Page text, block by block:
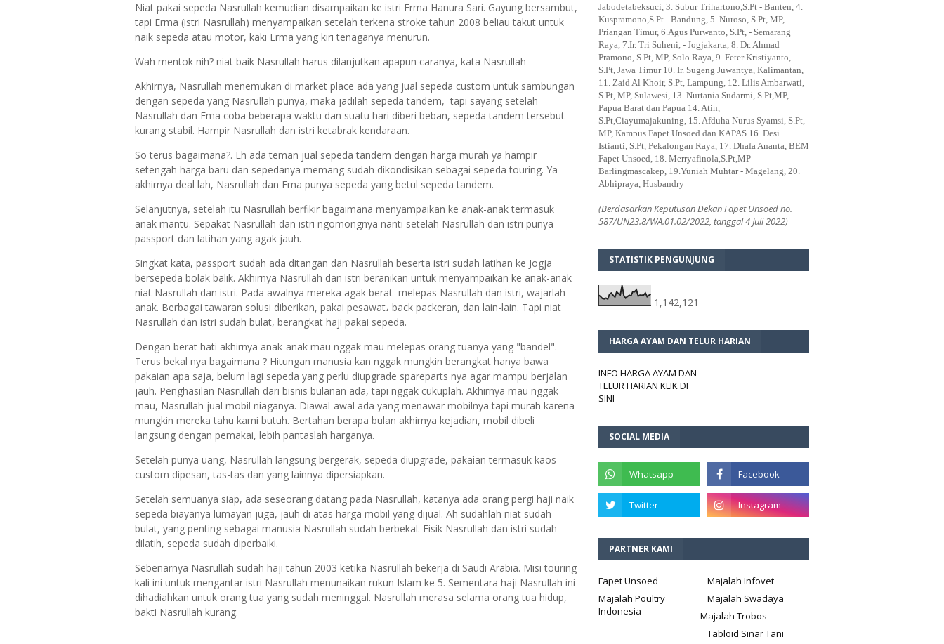
Niat pakai sepeda Nasrullah kemudian disampaikan ke istri Erma Hanura Sari. Gayung bersambut,
tapi Erma (istri Nasrullah) menyampaikan setelah terkena stroke tahun 2008 beliau takut untuk
naik sepeda atau motor, kaki Erma yang kiri tenaganya menurun.
Wah mentok nih? niat baik Nasrullah harus dilanjutkan apapun caranya, kata Nasrullah
Akhirnya, Nasrullah menemukan di market place ada yang jual sepeda custom untuk sambungan
dengan sepeda yang Nasrullah punya, maka jadilah sepeda tandem, tapi sayang setelah
Nasrullah dan Ema coba beberapa waktu dan suatu hari diberi beban, sepeda tandem tersebut
kurang stabil. Hampir Nasrullah dan istri ketabrak kendaraan.
So terus bagaimana?. Eh ada teman jual sepeda tandem dengan harga murah ya hampir
setengah harga baru dan sepedanya memang sudah dikondisikan sebagai sepeda touring. Ya
akhirnya deal lah, Nasrullah dan Ema punya sepeda yang betul sepeda tandem.
Selanjutnya, setelah itu Nasrullah berfikir bagaimana menyampaikan ke anak-anak termasuk
anak mantu. Sepakat Nasrullah dan istri ngomongnya nanti setelah Nasrullah dan istri punya
passport dan latihan yang agak jauh.
Singkat kata, passport sudah ada ditangan dan Nasrullah beserta istri sudah latihan ke Jogja
bersepeda bolak balik. Akhirnya Nasrullah dan istri beranikan untuk menyampaikan ke anak-anak
niat Nasrullah dan istri. Pada awalnya mereka agak berat melepas Nasrullah dan istri, wajarlah
anak. Berbagai tawaran solusi diberikan, pakai pesawat، back packeran, dan lain-lain. Tapi niat
Nasrullah dan istri sudah bulat, berangkat haji pakai sepeda.
Dengan berat hati akhirnya anak-anak mau nggak mau melepas orang tuanya yang "bandel".
Terus bekal nya bagaimana ? Hitungan manusia kan nggak mungkin berangkat hanya bawa
pakaian apa saja, belum lagi sepeda yang perlu diupgrade spareparts nya agar mampu berjalan
jauh. Penghasilan Nasrullah dari bisnis bulanan ada, tapi nggak cukuplah. Akhirnya mau nggak
mau, Nasrullah jual mobil niaganya. Diawal-awal ada yang menawar mobilnya tapi murah karena
mungkin mereka tahu kami butuh. Bertahan berapa bulan akhirnya kejadian, mobil dibeli
langsung dengan pemakai, lebih pantaslah harganya.
Setelah punya uang, Nasrullah langsung bergerak, sepeda diupgrade, pakaian termasuk kaos
custom dipesan, tas-tas dan yang lainnya dipersiapkan.
Setelah semuanya siap, ada seseorang datang pada Nasrullah, katanya ada orang pergi haji naik
sepeda biayanya lumayan juga, jauh di atas harga mobil yang dijual. Ah sudahlah niat sudah
bulat, yang penting sebagai manusia Nasrullah sudah berbekal. Fisik Nasrullah dan istri sudah
dilatih, sepeda sudah diperbaiki.
Sebenarnya Nasrullah sudah haji tahun 2003 ketika Nasrullah bekerja di Saudi Arabia. Misi touring
kali ini untuk mengantar istri Nasrullah menunaikan rukun Islam ke 5. Sementara haji Nasrullah ini
dihadiahkan untuk orang tua yang sudah meninggal. Nasrullah merasa selama orang tua hidup,
bakti Nasrullah kurang.
Jabodetabeksuci, 3. Subur Trihartono,S.Pt - Banten, 4.
Kuspramono,S.Pt - Bandung, 5. Nuroso, S.Pt, MP, -
Priangan Timur, 6.Agus Purwanto, S.Pt, - Semarang
Raya, 7.Ir. Tri Suheni, - Jogjakarta, 8. Dr. Ahmad
Pramono, S.Pt, MP, Solo Raya, 9. Feter Kristiyanto,
S.Pt, Jawa Timur 10. Ir. Sugeng Juwantya, Kalimantan,
11. Zaid Al Khoir, S.Pt, Lampung, 12. Lilis Ambarwati,
S.Pt, MP, Sulawesi, 13. Nurtania Sudarmi, S.Pt,MP,
Papua Barat dan Papua 14. Atin,
S.Pt,Ciayumajakuning, 15. Afduha Nurus Syamsi, S.Pt,
MP, Kampus Fapet Unsoed dan KAPAS 16. Desi
Istianti, S.Pt, Pekalongan Raya, 17. Dhafa Ananta, BEM
Fapet Unsoed, 18. Merryafinola,S.Pt,MP -
Barlingmascakep, 19.Yuniah Muhtar - Magelang, 20.
Abhipraya, Husbandry
(Berdasarkan Keputusan Dekan Fapet Unsoed no.
587/UN23.8/WA.01.02/2022, tanggal 4 Juli 2022)
STATISTIK PENGUNJUNG
1,142,121
HARGA AYAM DAN TELUR HARIAN
INFO HARGA AYAM DAN
TELUR HARIAN KLIK DI
SINI
SOCIAL MEDIA
PARTNER KAMI
Fapet Unsoed
Majalah Infovet
Majalah Poultry
Indonesia
Majalah Swadaya
Majalah Trobos
Tabloid Sinar Tani